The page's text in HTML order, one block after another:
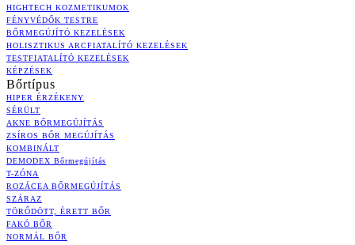
HIGHTECH KOZMETIKUMOK
FÉNYVÉDŐK TESTRE
BŐRMEGÚJÍTÓ KEZELÉSEK
HOLISZTIKUS ARCFIATALÍTÓ KEZELÉSEK
TESTFIATALÍTÓ KEZELÉSEK
KÉPZÉSEK
Bőrtípus
HIPER ÉRZÉKENY
SÉRÜLT
AKNE BŐRMEGÚJÍTÁS
ZSÍROS BŐR MEGÚJÍTÁS
KOMBINÁLT
DEMODEX Bőrmegújítás
T-ZÓNA
ROZÁCEA BŐRMEGÚJÍTÁS
SZÁRAZ
TÖRŐDÖTT, ÉRETT BŐR
FAKÓ BŐR
NORMÁL BŐR